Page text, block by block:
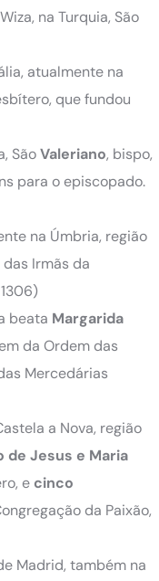
na Turquia, São
atualmente na
que fundou
SãoValeriano, bispo,
para o episcopado.
na Úmbria, região
das Irmãs da
beata Margarida
da Ordem das
Mercedárias
a Nova, região
de Jesus e Maria
e cinco
da Paixão,
Madrid, também na